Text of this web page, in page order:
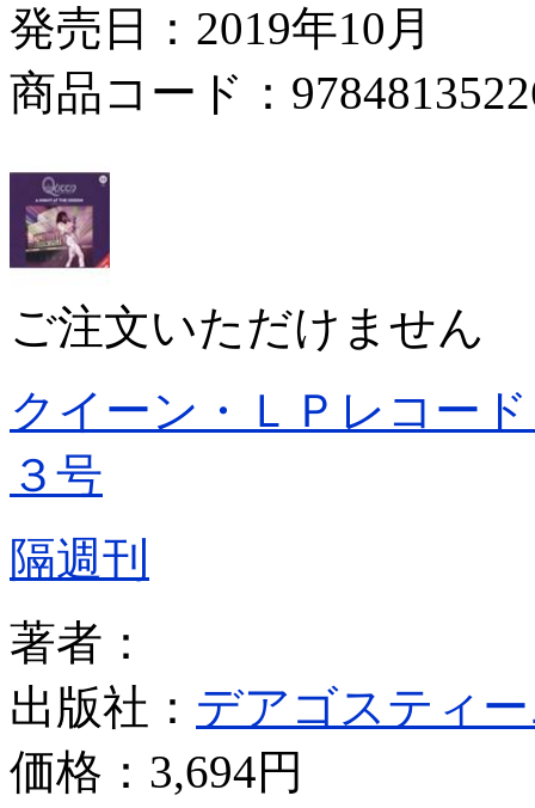
発売日：2019年10月
商品コード：
ご注文いただけません
クイーン・ＬＰレコー
３号
隔週刊
著者：
出版社： デアゴスティ
価格： 3,694円